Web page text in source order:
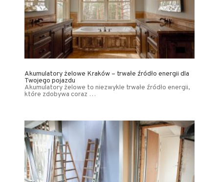
Akumulatory żelowe Kraków – trwałe źródło energii dla
Twojego pojazdu
Akumulatory żelowe to niezwykle trwałe źródło energii,
które zdobywa coraz …